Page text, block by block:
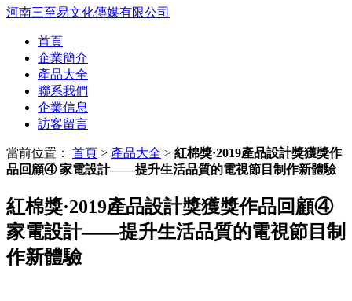
河南三至易文化傳媒有限公司
首頁
企業簡介
產品大全
聯系我們
企業信息
訪客留言
當前位置： 首頁 > 產品大全 > 紅棉獎·2019產品設計獎獲獎作
品回顧④ 家電設計——提升生活品質的電視節目制作新體驗
紅棉獎·2019產品設計獎獲獎作品回顧④
家電設計——提升生活品質的電視節目制
作新體驗